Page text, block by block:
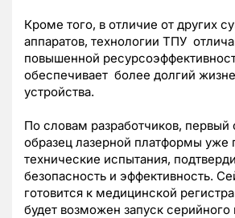
Кроме того, в отличие от других
аппаратов, технологии ТПУ
повышенной
обеспечивает более долгий
устройства.
По словам разработчиков, первый
образец лазерной платформы уже
технические испытания,
безопасность и эффективность.
готовится к медицинской
будет возможен запуск серийного